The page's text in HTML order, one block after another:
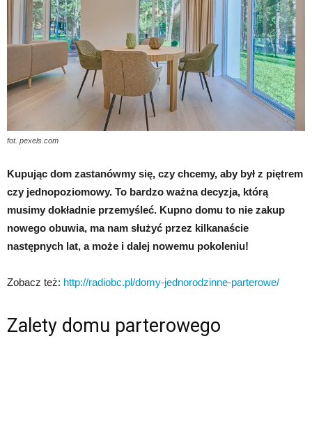
fot. pexels.com
Kupując dom zastanówmy się, czy chcemy, aby był z piętrem
czy jednopoziomowy. To bardzo ważna decyzja, którą
musimy dokładnie przemyśleć. Kupno domu to nie zakup
nowego obuwia, ma nam służyć przez kilkanaście
następnych lat, a może i dalej nowemu pokoleniu!
Zobacz też: http://radiobc.pl/domy-jednorodzinne-parterowe/
Zalety domu parterowego